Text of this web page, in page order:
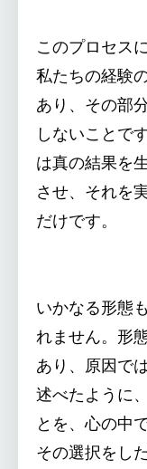
このプロセス
私たちの経験
あり、その部
しないことで
は真の結果を
させ、それを
だけです。
いかなる形態
れません。形
あり、原因で
述べたように
とを、心の中
その選択をし